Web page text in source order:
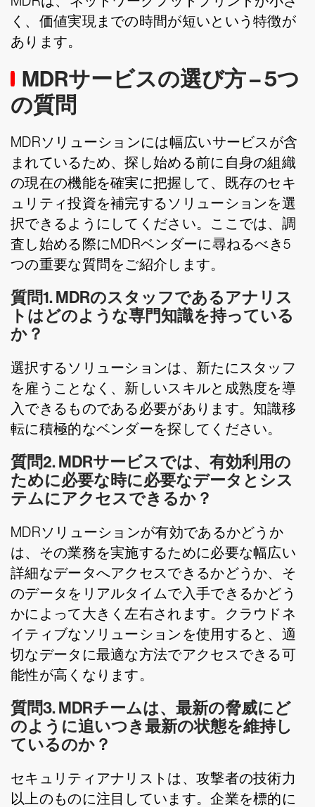
く、価値実現までの時間が短いという特徴が
あります。
MDRサービスの選び方 – 5つ
の質問
MDRソリューションには幅広いサービスが含
まれているため、探し始める前に自身の組織
の現在の機能を確実に把握して、既存のセキ
ュリティ投資を補完するソリューションを選
択できるようにしてください。ここでは、調
査し始める際にMDRベンダーに尋ねるべき5
つの重要な質問をご紹介します。
質問1. MDRのスタッフであるアナリス
トはどのような専門知識を持っている
か？
選択するソリューションは、新たにスタッフ
を雇うことなく、新しいスキルと成熟度を導
入できるものである必要があります。知識移
転に積極的なベンダーを探してください。
質問2. MDRサービスでは、有効利用の
ために必要な時に必要なデータとシス
テムにアクセスできるか？
MDRソリューションが有効であるかどうか
は、その業務を実施するために必要な幅広い
詳細なデータへアクセスできるかどうか、そ
のデータをリアルタイムで入手できるかどう
かによって大きく左右されます。クラウドネ
イティブなソリューションを使用すると、適
切なデータに最適な方法でアクセスできる可
能性が高くなります。
質問3. MDRチームは、最新の脅威にど
のように追いつき最新の状態を維持し
ているのか？
セキュリティアナリストは、攻撃者の技術力
以上のものに注目しています。企業を標的に